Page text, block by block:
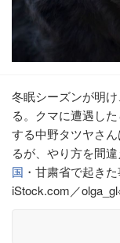
冬眠シーズンが明
る。クマに遭遇し
する中野タツヤさ
るが、やり方を間
国 ・甘粛省で起き
iStock.com／